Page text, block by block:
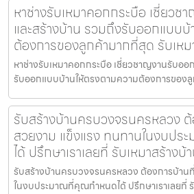
หาช่างรับเหมาคอกกระบือ เชี่ยว
และสร้างบ้าน รวมถึงรับออกแบบบ้
ต้องการของลูกค้ามากที่สุด รับเห
หาช่างรับเหมาคอกกระบือ เชี่ยวชาญงานรับอ
รับออกแบบบ้านให้ตรงตามความต้องการของ
รับสร้างบ้านครบวงจรนครหลวง
สวยงาม แข็งแรง ทนทานในงบป
ได้ ปรึกษาเราเลยที่ รับเหมาสร้างบ้
รับสร้างบ้านครบวงจรนครหลวง ต้องการบ้าน
ในงบประมาณที่คุณกำหนดได้ ปรึกษาเราเลยที่